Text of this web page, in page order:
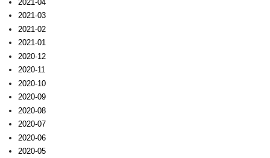
2021-04
2021-03
2021-02
2021-01
2020-12
2020-11
2020-10
2020-09
2020-08
2020-07
2020-06
2020-05